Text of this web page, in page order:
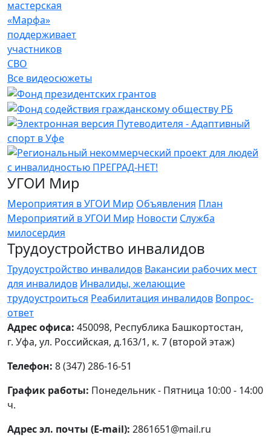
мастерская
«Марфа»
поддерживает
участников
СВО
Все видеосюжеты
УГОИ Мир
Мероприятия в УГОИ Мир Объявления План
Мероприятий в УГОИ Мир Новости Служба
милосердия
Трудоустройство инвалидов
Трудоустройство инвалидов Вакансии рабочих мест
для инвалидов Инвалиды, желающие
трудоустроиться Реабилитация инвалидов Вопрос-
ответ
Адрес офиса: 450098, Республика Башкортостан,
г. Уфа, ул. Российская, д.163/1, к. 7 (второй этаж)
Телефон: 8 (347) 286-16-51
График работы: Понедельник - Пятница 10:00 - 14:00
ч.
Адрес эл. почты (E-mail): 2861651@mail.ru